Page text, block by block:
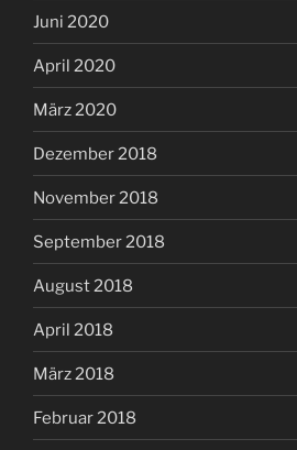
Juni 2020
April 2020
März 2020
Dezember 2018
November 2018
September 2018
August 2018
April 2018
März 2018
Februar 2018